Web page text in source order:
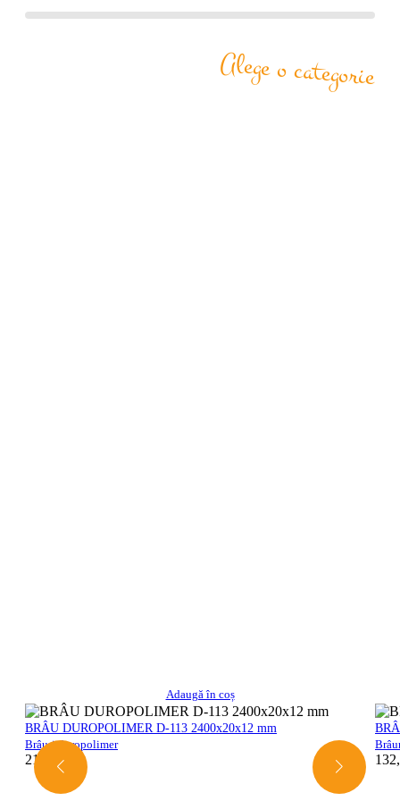
Alege o categorie
Adaugă în coș
BRÂU DUROPOLIMER D-113 2400x20x12 mm
Brâuri duropolimer
21,00lei